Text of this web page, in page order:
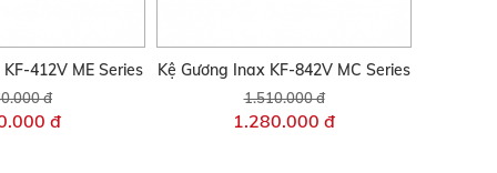
412V ME Series
đ
đ
Kệ Gương Inax KF-842V MC Series
1.510.000 đ
1.280.000 đ